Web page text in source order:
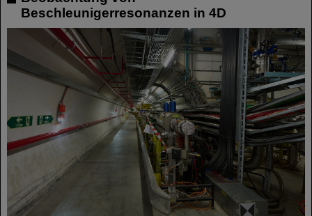
Beschleunigerresonanzen in 4D